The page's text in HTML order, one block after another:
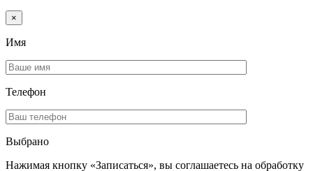
×
Имя
Телефон
Выбрано
Нажимая кнопку «Записаться», вы соглашаетесь на обработку